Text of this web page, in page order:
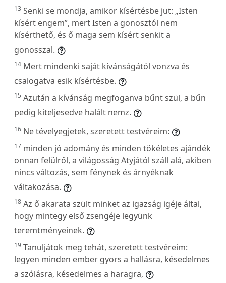
13 Senki se mondja, amikor kísértésbe jut: „Isten
kísért engem”, mert Isten a gonosztól nem
kísérthető, és ő maga sem kísért senkit a
gonosszal.
14 Mert mindenki saját kívánságától vonzva és
csalogatva esik kísértésbe.
15 Azután a kívánság megfoganva bűnt szül, a bűn
pedig kiteljesedve halált nemz.
16 Ne tévelyegjetek, szeretett testvéreim:
17 minden jó adomány és minden tökéletes ajándék
onnan felülről, a világosság Atyjától száll alá, akiben
nincs változás, sem fénynek és árnyéknak
váltakozása.
18 Az ő akarata szült minket az igazság igéje által,
hogy mintegy első zsengéje legyünk
teremtményeinek.
19 Tanuljátok meg tehát, szeretett testvéreim:
legyen minden ember gyors a hallásra, késedelmes
a szólásra, késedelmes a haragra,